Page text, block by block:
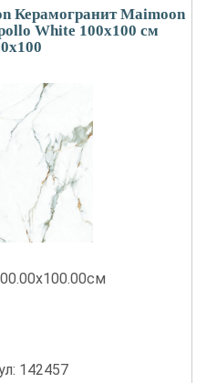
Керамогранит Maimoon
White 100х100 см
142457